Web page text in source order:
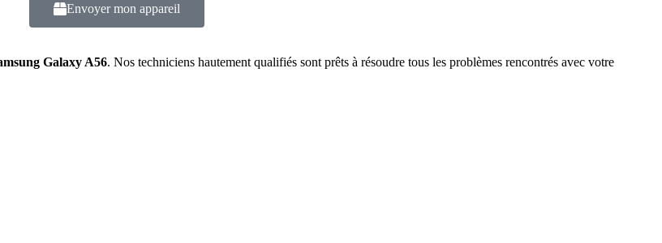
Envoyer mon appareil
Galaxy A56. Nos techniciens hautement qualifiés sont prêts à résoudre tous les problèmes rencontrés avec votre